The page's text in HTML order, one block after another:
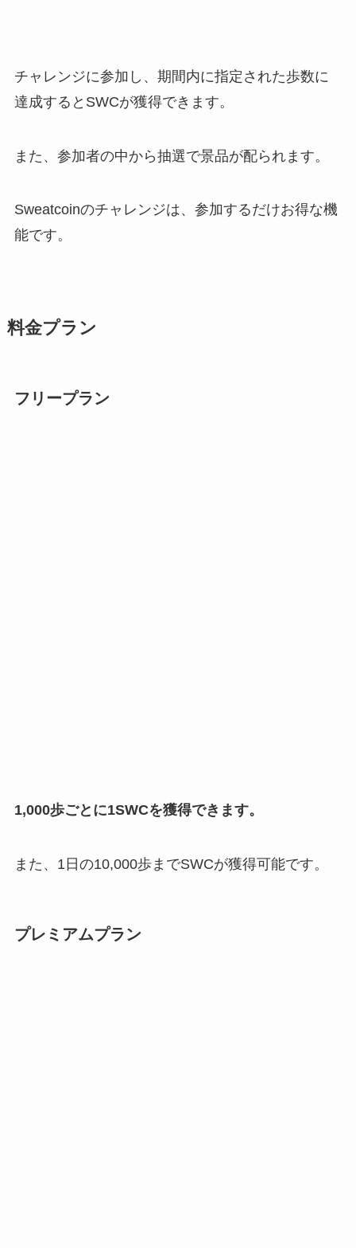
チャレンジに参加し、期間内に指定された歩数に
達成するとSWCが獲得できます。
また、参加者の中から抽選で景品が配られます。
Sweatcoinのチャレンジは、参加するだけお得な機
能です。
料金プラン
フリープラン
1,000歩ごとに1SWCを獲得できます。
また、1日の10,000歩までSWCが獲得可能です。
プレミアムプラン